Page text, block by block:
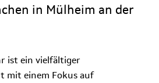
in Mülheim an der
ist ein vielfältiger
mit einem Fokus auf